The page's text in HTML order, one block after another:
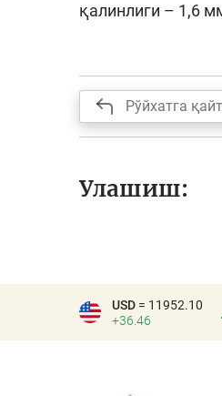
қалинлиги – 1,6
Рўйхатга
Улашиш:
USD = 11952.10
+36.46